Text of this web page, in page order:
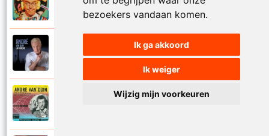
bezoekers vandaan komen.
Ik ga akkoord
Ik weiger
Wijzig mijn voorkeuren
Stil in de stad
2024